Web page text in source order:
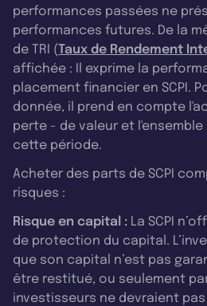
performances passées ne
performances futures. De la
de TRI (Taux de Rendement
affichée : Il exprime la
placement financier en SCPI.
donnée, il prend en compte
perte - de valeur et
cette période.
Acheter des parts de SCPI
risques :
Risque en capital : La SCPI
de protection du capital.
que son capital n’est pas
être restitué, ou seulement
investisseurs ne devraient